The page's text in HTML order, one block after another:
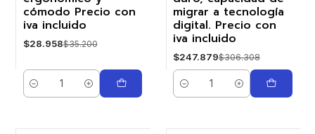
cómodo Precio con
iva incluido
$28.958$35.200
Cantidad
migrar a tecnología
digital. Precio con
iva incluido
$247.879$306.308
Cantidad